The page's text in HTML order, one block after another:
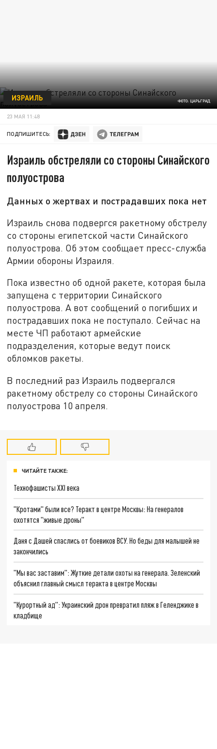
ФОТО: ЦАРЬГРАД
ИЗРАИЛЬ
23 МАЯ 11:48
ПОДПИШИТЕСЬ:
Израиль обстреляли со стороны Синайского
полуострова
Данных о жертвах и пострадавших пока нет
Израиль снова подвергся ракетному обстрелу
со стороны египетской части Синайского
полуострова. Об этом сообщает пресс-служба
Армии обороны Израиля.
Пока известно об одной ракете, которая была
запущена с территории Синайского
полуострова. А вот сообщений о погибших и
пострадавших пока не поступало. Сейчас на
месте ЧП работают армейские
подразделения, которые ведут поиск
обломков ракеты.
В последний раз Израиль подвергался
ракетному обстрелу со стороны Синайского
полуострова 10 апреля.
ЧИТАЙТЕ ТАКЖЕ:
Технофашисты XXI века
"Кротами" были все? Теракт в центре Москвы: На генералов
охотятся "живые дроны"
Даня с Дашей спаслись от боевиков ВСУ. Но беды для малышей не
закончились
"Мы вас заставим": Жуткие детали охоты на генерала. Зеленский
объяснил главный смысл теракта в центре Москвы
"Курортный ад": Украинский дрон превратил пляж в Геленджике в
кладбище